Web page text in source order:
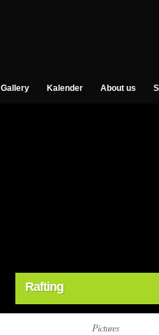
Gallery Kalender About us
Pictures
Rafting